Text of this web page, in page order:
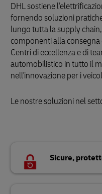
DHL sostiene
fornendo soluzioni
lungo tutta la supply
componenti alla consegna
Centri di eccellenza e di
automobilistico in tutto il
nell'innovazione per i
Le nostre soluzioni nel
Sicure,